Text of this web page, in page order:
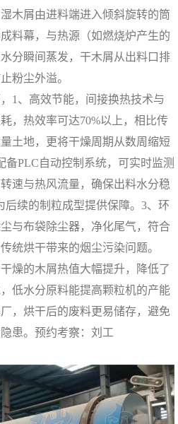
木屑由进料端进入倾斜旋转的筒
料幕，与热源（如燃烧炉产生的
分瞬间蒸发，干木屑从出料口排
粉尘外溢。
、高效节能，间接换热技术与
，热效率可达70%以上，相比传
土地，更将干燥周期从数周缩短
备PLC自动控制系统，可实时监测
速与热风流量，确保出料水分稳
后续的制粒成型提供保障。3、环
与布袋除尘器，净化尾气，符合
统烘干带来的烟尘污染问题。
的木屑热值大幅提升，降低了
低水分原料能提高颗粒机的产能
，烘干后的废料更易储存，避免
患。预约考察：刘工